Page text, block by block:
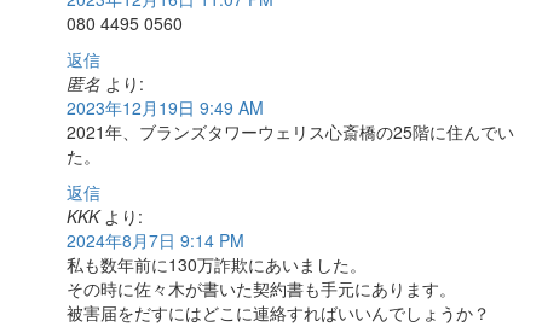
080 4495 0560
返信
匿名 より:
2023年12月19日 9:49 AM
2021年、ブランズタワーウェリス心斎橋の25階に住んでい
た。
返信
KKK より:
2024年8月7日 9:14 PM
私も数年前に130万詐欺にあいました。
その時に佐々木が書いた契約書も手元にあります。
被害届をだすにはどこに連絡すればいいんでしょうか？